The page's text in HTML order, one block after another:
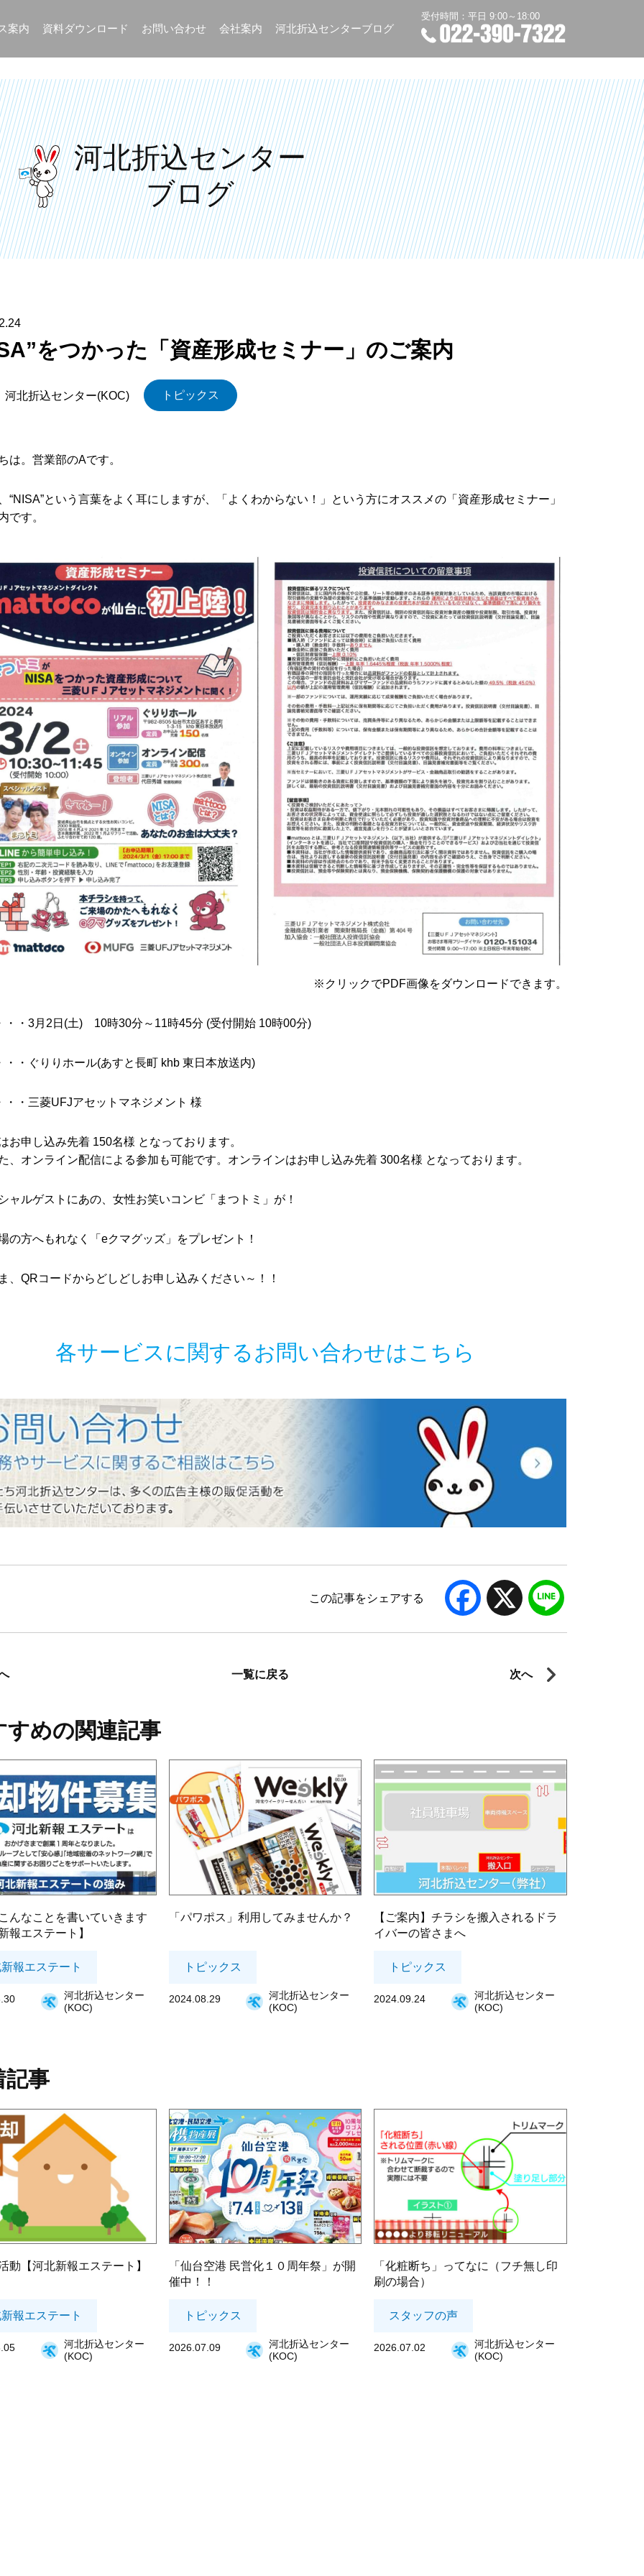
案内 資料ダウンロード お問い合わせ 会社案内 河北折込センターブログ
受付時間：平日 9:00～18:00
河北折込センター
ブログ
をつかった「資産形成セミナー」のご案内
河北折込センター(KOC) トピックス
は。営業部のAです。
“NISA”という言葉をよく耳にしますが、「よくわからない！」という方にオススメの「資産形成セミナー」
です。
※クリックでPDF画像をダウンロードできます。
・・3月2日(土) 10時30分～11時45分 (受付開始 10時00分)
・・ぐりりホール(あすと長町 khb 東日本放送内)
・・三菱UFJアセットマネジメント 様
お申し込み先着 150名様 となっております。
ンライン配信による参加も可能です。オンラインはお申し込み先着 300名様 となっております。
ルゲストにあの、女性お笑いコンビ「まつトミ」が！
方へもれなく「eクマグッズ」をプレゼント！
QRコードからどしどしお申し込みください～！！
各サービスに関するお問い合わせはこちら
この記事をシェアする
Facebook
一覧に戻る 次へ
すめの関連記事
んなことを書いていきます
報エステート】
報エステート
河北折込センター
(KOC)
「パワポス」利用してみませんか？
トピックス
2024.08.29
河北折込センター
(KOC)
【ご案内】チラシを搬入されるドラ
イバーの皆さまへ
トピックス
2024.09.24
河北折込センター
(KOC)
記事
動【河北新報エステート】
報エステート
河北折込センター
(KOC)
「仙台空港 民営化１０周年祭」が開
催中！！
トピックス
2026.07.09
河北折込センター
(KOC)
「化粧断ち」ってなに（フチ無し印
刷の場合）
スタッフの声
2026.07.02
河北折込センター
(KOC)